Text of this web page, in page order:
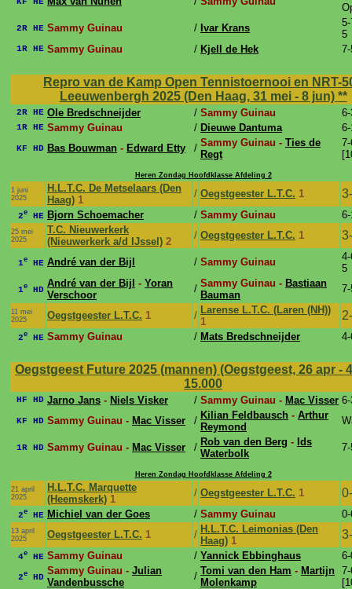
2R HE Sammy Guinau / Ivar Krans
5
1R HE Sammy Guinau / Kjell de Hek
Repro van de Kamp Open Tennistoernooi en NRT-
Leeuwenbergh 2025 (Den Haag, 31 mei - 8 jun) **
2R HE Ole Bredschneijder / Sammy Guinau
1R HE Sammy Guinau / Dieuwe Dantuma
KF HD Bas Bouwman - Edward Etty / Sammy Guinau - Ties de
Regt
Heren Zondag Hoofdklasse Afdeling 2
1 juni
2025
H.L.T.C. De Metselaars (Den
Haag) 1
/ Oegstgeester L.T.C. 1
2e HE Bjorn Schoemacher / Sammy Guinau
25 mei
2025
T.C. Nieuwerkerk
(Nieuwerkerk a/d IJssel) 2
/ Oegstgeester L.T.C. 1
1e HE André van der Bijl / Sammy Guinau
5
1e HD
André van der Bijl - Yoran
Verschoor
/ Sammy Guinau - Bastiaan
Bauman
11 mei
2025
Oegstgeester L.T.C. 1 / Larense L.T.C. (Laren (NH))
1
2e HE Sammy Guinau / Mats Bredschneijder
Oegstgeest Future 2025 (mannen) (Oegstgeest, 26 apr -
15.000
HF HD Jarno Jans - Niels Visker / Sammy Guinau - Mac Visser
KF HD Sammy Guinau - Mac Visser / Kilian Feldbausch - Arthur
Reymond
1R HD Sammy Guinau - Mac Visser / Rob van den Berg - Ids
Waterbolk
Heren Zondag Hoofdklasse Afdeling 2
21 april
2025
H.L.T.C. Marquette
(Heemskerk) 1
/ Oegstgeester L.T.C. 1
2e HE Michiel van der Goes / Sammy Guinau
13 april
2025
Oegstgeester L.T.C. 1 / H.L.T.C. Leimonias (Den
Haag) 1
4e HE Sammy Guinau / Yannick Ebbinghaus
2e HD
Sammy Guinau - Julian
Vandenbussche
/ Tomi van den Ham - Martijn
Molenkamp